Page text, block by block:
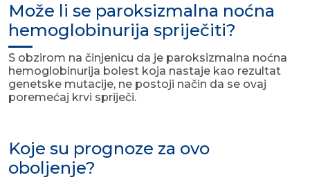
Može li se paroksizmalna noćna
hemoglobinurija spriječiti?
S obzirom na činjenicu da je paroksizmalna noćna
hemoglobinurija bolest koja nastaje kao rezultat
genetske mutacije, ne postoji način da se ovaj
poremećaj krvi spriječi.
Koje su prognoze za ovo
oboljenje?